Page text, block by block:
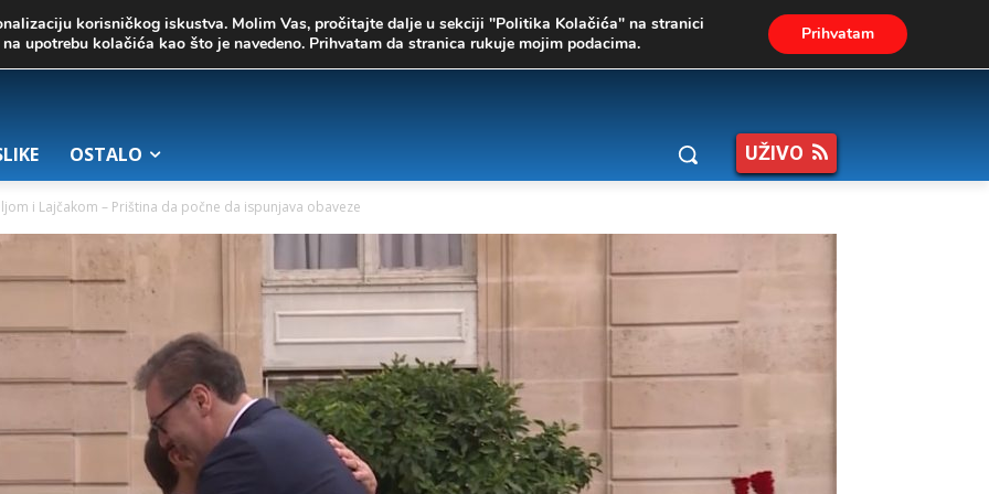
OSTALO UŽIVO
i Lajčakom – Priština da počne da ispunjava obaveze
korisničkog iskustva. Molim Vas, pročitajte dalje u sekciji "Politika Kolačića" na stranici
upotrebu kolačića kao što je navedeno. Prihvatam da stranica rukuje mojim podacima. Prihvatam